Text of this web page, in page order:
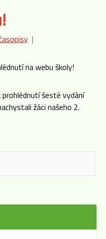
|
na webu školy!
prohlédnutí šesté vydání
žáci našeho 2.